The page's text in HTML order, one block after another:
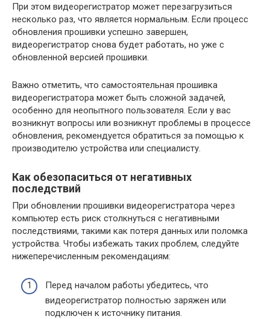
При этом видеорегистратор может перезагрузиться
несколько раз, что является нормальным. Если процесс
обновления прошивки успешно завершен,
видеорегистратор снова будет работать, но уже с
обновленной версией прошивки.
Важно отметить, что самостоятельная прошивка
видеорегистратора может быть сложной задачей,
особенно для неопытного пользователя. Если у вас
возникнут вопросы или возникнут проблемы в процессе
обновления, рекомендуется обратиться за помощью к
производителю устройства или специалисту.
Как обезопаситься от негативных
последствий
При обновлении прошивки видеорегистратора через
компьютер есть риск столкнуться с негативными
последствиями, такими как потеря данных или поломка
устройства. Чтобы избежать таких проблем, следуйте
нижеперечисленным рекомендациям:
Перед началом работы убедитесь, что
видеорегистратор полностью заряжен или
подключен к источнику питания.